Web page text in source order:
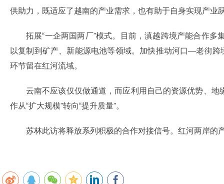
供助力，既适应了越南的产业需求，也有助于自身实现产业
拓展“一企两国两厂”模式。目前，滇越跨境产能合作
以复制到矿产、新能源电池等领域。加快推动河口—老街
环节留在红河流域。
云南不应该仅仅做通道，而应利用自己的资源优势、
作从“扩大规模”转向“提升质量”。
苏林此访将释放系列积极的合作对接信号。红河两岸